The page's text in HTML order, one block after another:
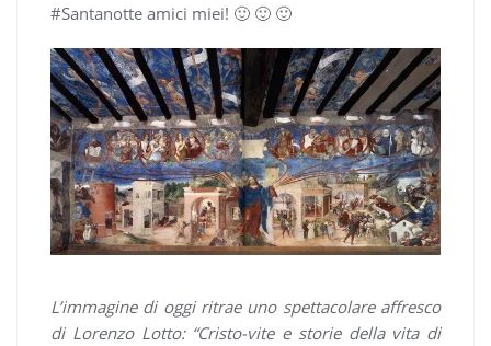
#Santanotte amici miei! 🙂 🙂 🙂
L’immagine di oggi ritrae uno spettacolare affresco
di Lorenzo Lotto: “Cristo-vite e storie della vita di